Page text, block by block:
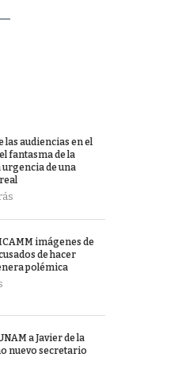
las audiencias en el
fantasma de la
urgencia de una
imágenes de
de hacer
polémica
a Javier de la
nuevo secretario